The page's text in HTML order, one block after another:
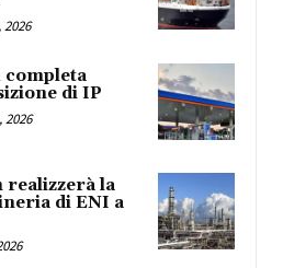
2026
completa
di IP
2026
realizzerà la
di ENI a